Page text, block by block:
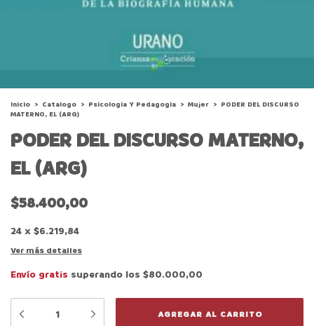
Inicio > Catalogo > Psicologia Y Pedagogia > Mujer > PODER DEL DISCURSO
MATERNO, EL (ARG)
PODER DEL DISCURSO MATERNO,
EL (ARG)
$58.400,00
24 x $6.219,84
Ver más detalles
Envío gratis superando los $80.000,00